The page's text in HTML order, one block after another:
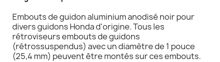
Embouts de guidon aluminium anodisé noir pour
divers guidons Honda d'origine. Tous les
rétroviseurs embouts de guidons
(rétrossuspendus) avec un diamètre de 1 pouce
(25,4 mm) peuvent être montés sur ces embouts.